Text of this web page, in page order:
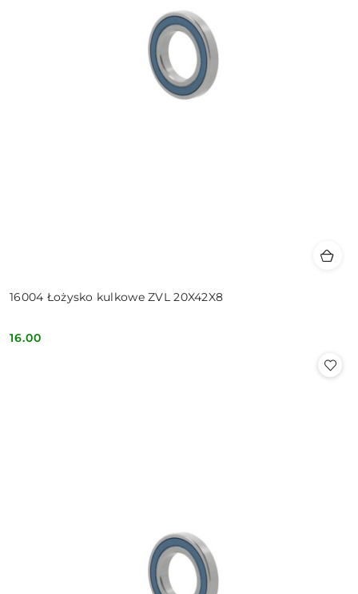
16004 Łożysko kulkowe ZVL 20X42X8
Cena:
16.00